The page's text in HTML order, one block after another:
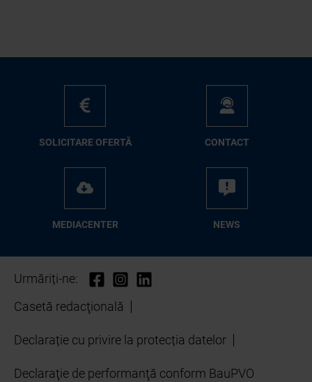
SO­LI­CI­TA­RE OFER­TĂ CON­TA­CT
ME­D­IA­CEN­TER NEWS
Urmăriți-ne:
Casetă redacţională
Declarație cu privire la protecția datelor
Declaraţie de performanţă conform BauPVO